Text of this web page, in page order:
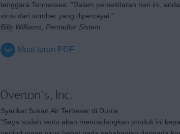
tenggara Tennessee. "Dalam persekitaran hari ini,
virus dari sumber yang dipercayai."
Billy Williams, Pentadbir Sistem
Muat turun PDF
Overton's, Inc.
Syarikat Sukan Air Terbesar di Dunia.
"Saya sudah tentu akan mencadangkan produk ini